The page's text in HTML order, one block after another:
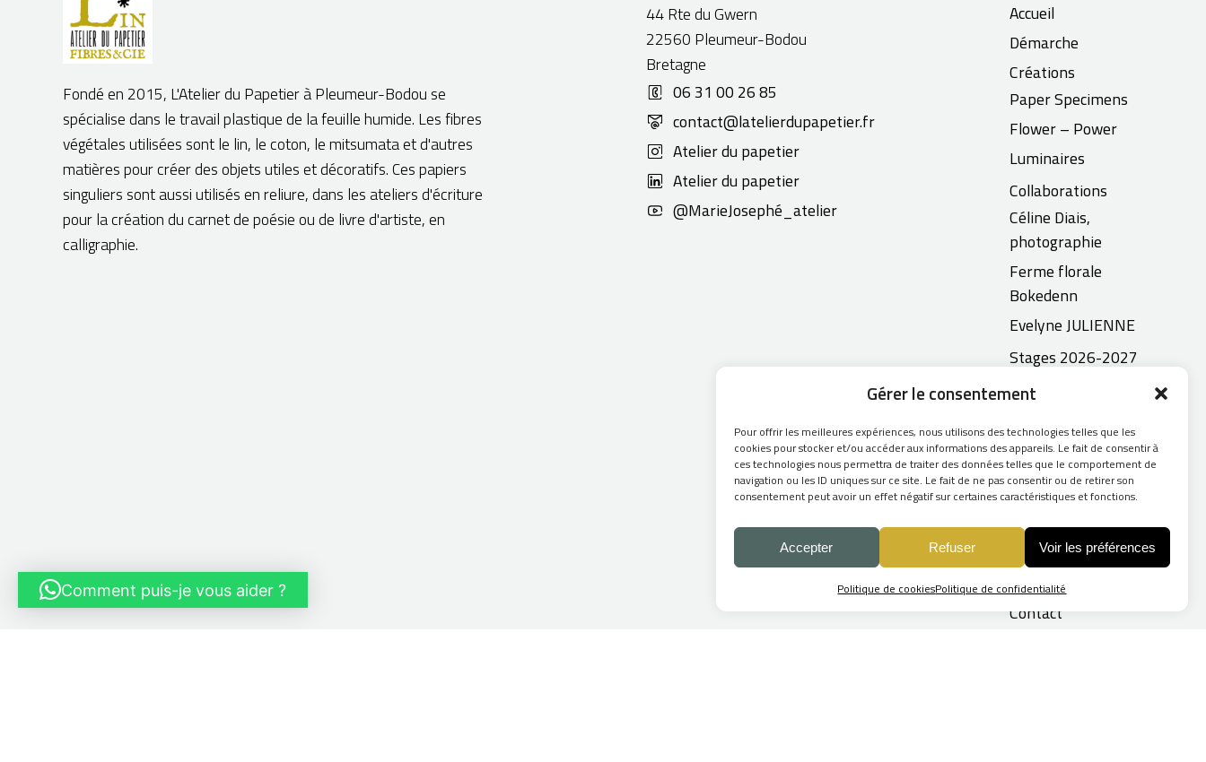
Gérer le consentement
Pour offrir les meilleures expériences, nous utilisons des technologies telles que les
cookies pour stocker et/ou accéder aux informations des appareils. Le fait de consentir à
ces technologies nous permettra de traiter des données telles que le comportement de
navigation ou les ID uniques sur ce site. Le fait de ne pas consentir ou de retirer son
consentement peut avoir un effet négatif sur certaines caractéristiques et fonctions.
Accepter Refuser Voir les préférences
Politique de cookiesPolitique de confidentialité
Fondé en 2015, L'Atelier du Papetier à Pleumeur-Bodou se
spécialise dans le travail plastique de la feuille humide. Les fibres
végétales utilisées sont le lin, le coton, le mitsumata et d'autres
matières pour créer des objets utiles et décoratifs. Ces papiers
singuliers sont aussi utilisés en reliure, dans les ateliers d'écriture
pour la création du carnet de poésie ou de livre d'artiste, en
calligraphie.
44 Rte du Gwern
22560 Pleumeur-Bodou
Bretagne
06 31 00 26 85
contact@latelierdupapetier.fr
Atelier du papetier
Atelier du papetier
@MarieJosephé_atelier
Accueil
Démarche
Créations
Paper Specimens
Flower – Power
Luminaires
Collaborations
Céline Diais,
photographie
Ferme florale
Bokedenn
Evelyne JULIENNE
Stages 2026-2027
Exposition ITO
Whispers of paper
Le livre se livre
Infothèque
Artisans Papetiers
Arbres
remarquables
Contact
Comment puis-je vous aider ?